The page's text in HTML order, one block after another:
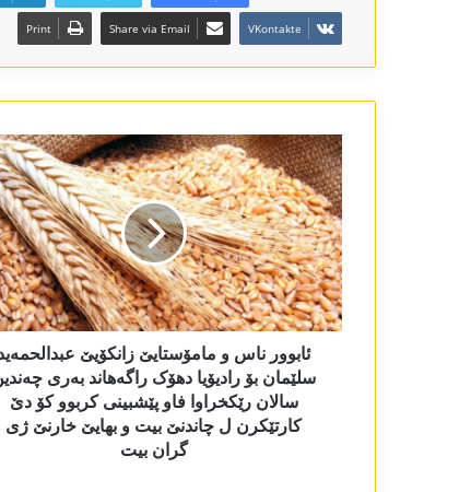
VKontakte
Share via Email
Print
ئابوور ناس و مامۆستایێ زانکۆیێ
سلێمان بۆ رادیۆیا دھۆک راگەھاند بەری
سالان رێکخراوا فاو پێشبینی کربوو کۆ دێ
کارتێکرن ل چاندنێ بیت و بھایێ خارنێ ژی
گران بیت